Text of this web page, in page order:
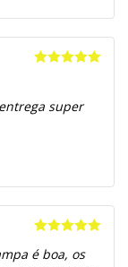
super
de 5
é boa, os